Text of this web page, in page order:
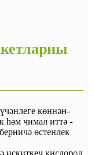
көннән-
һәм чимал иттә -
өстенлек